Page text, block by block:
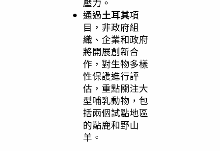
壓力。
通過土耳其項
目，非政府組
織、企業和政府
將開展創新合
作，對生物多樣
性保護進行評
估，重點關注大
型哺乳動物，包
括兩個試點地區
的黇鹿和野山
羊。